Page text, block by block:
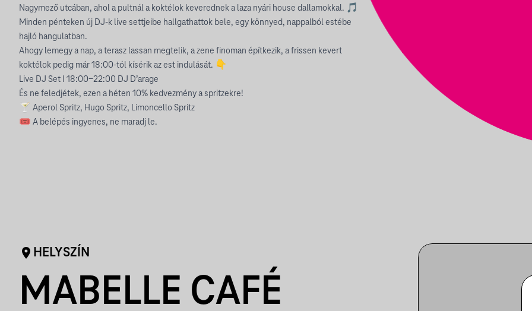
Nagymező utcában, ahol a pultnál a koktélok keverednek a laza nyári house dallamokkal. 🎵
Minden pénteken új DJ-k live settjeibe hallgathattok bele, egy könnyed, nappalból estébe
hajló hangulatban.
Ahogy lemegy a nap, a terasz lassan megtelik, a zene finoman építkezik, a frissen kevert
koktélok pedig már 18:00-tól kísérik az est indulását. 👇
Live DJ Set I 18:00-22:00 DJ D’arage
És ne feledjétek, ezen a héten 10% kedvezmény a spritzekre!
🍸 Aperol Spritz, Hugo Spritz, Limoncello Spritz
🎟️ A belépés ingyenes, ne maradj le.
HELYSZÍN
MABELLE CAFÉ